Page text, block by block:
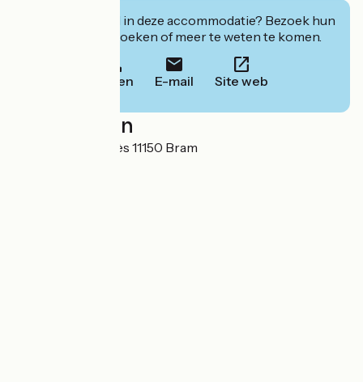
Geïnteresseerd in deze accommodatie? Bezoek hun
website om te boeken of meer te weten te komen.
Bellen E-mail Site web
Localisation
69 avenue du Razès 11150 Bram